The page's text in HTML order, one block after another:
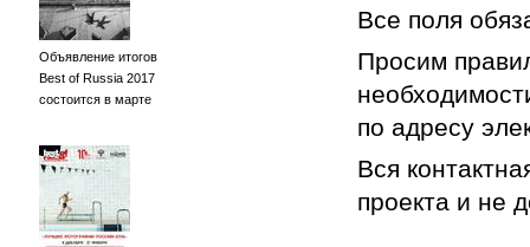
Объявление итогов
Best of Russia 2017
состоится в марте
Все поля
Просим
по адресу
Вся
проекта и не